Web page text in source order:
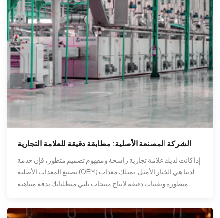
الشركة المصنعة الأصلية: مطابقة دقيقة للعلامة التجارية
إذا كانت لديك علامة تجارية راسخة ومفهوم تصميم متطور، فإن خدمة
تصنيع المعدات الأصلية (OEM) لدينا هي الخيار الأمثل. نمتلك معدات